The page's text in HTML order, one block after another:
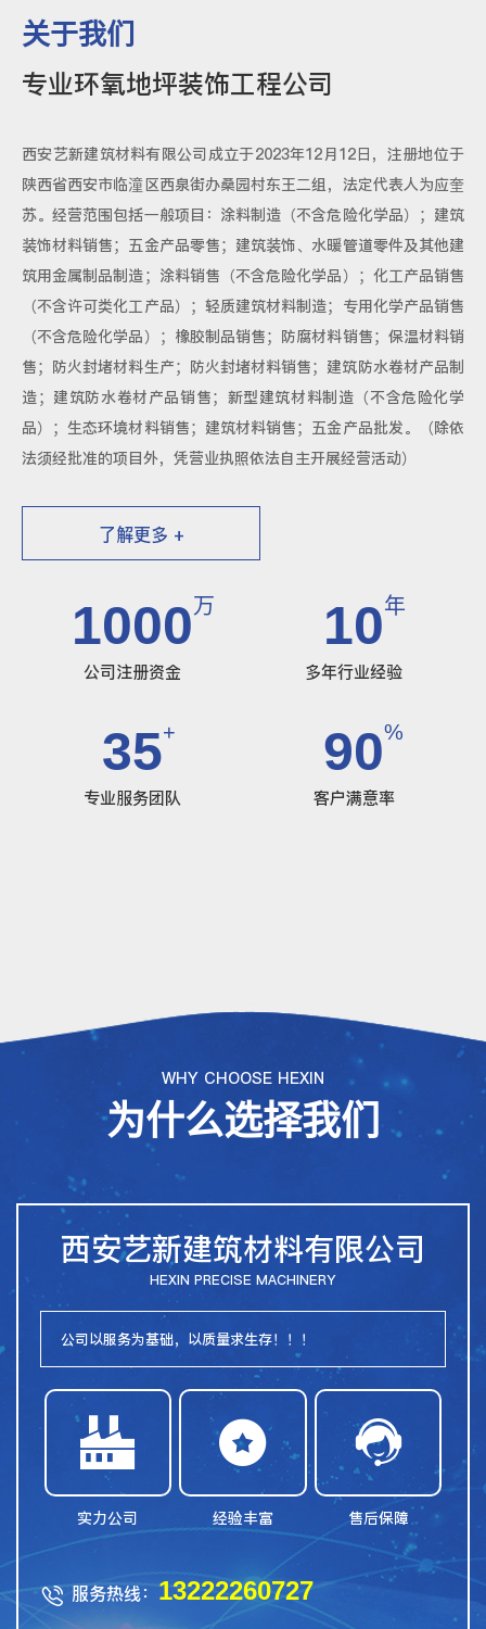
关于我们
专业环氧地坪装饰工程公司
西安艺新建筑材料有限公司成立于2023年12月12日，注册地位于
陕西省西安市临潼区西泉街办桑园村东王二组，法定代表人为应奎
苏。经营范围包括一般项目：涂料制造（不含危险化学品）；建筑
装饰材料销售；五金产品零售；建筑装饰、水暖管道零件及其他建
筑用金属制品制造；涂料销售（不含危险化学品）；化工产品销售
（不含许可类化工产品）；轻质建筑材料制造；专用化学产品销售
（不含危险化学品）；橡胶制品销售；防腐材料销售；保温材料销
售；防火封堵材料生产；防火封堵材料销售；建筑防水卷材产品制
造；建筑防水卷材产品销售；新型建筑材料制造（不含危险化学
品）；生态环境材料销售；建筑材料销售；五金产品批发。（除依
法须经批准的项目外，凭营业执照依法自主开展经营活动）
了解更多 +
1000万
公司注册资金
10年
多年行业经验
35+
专业服务团队
90%
客户满意率
WHY CHOOSE HEXIN
为什么选择我们
西安艺新建筑材料有限公司
HEXIN PRECISE MACHINERY
公司以服务为基础，以质量求生存！！！

实力公司

经验丰富

售后保障
 服务热线： 13222260727